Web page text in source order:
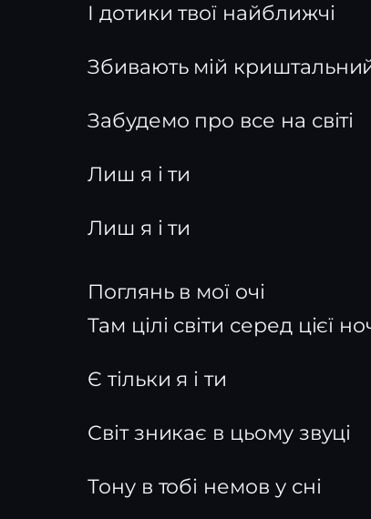
І дотики твої найближчі
Збивають мій
Забудемо про все на світі
Лиш я і ти
Лиш я і ти
Поглянь в мої очі
Там цілі світи серед цієї
Є тільки я і ти
Світ зникає в цьому звуці
Тону в тобі немов у сні